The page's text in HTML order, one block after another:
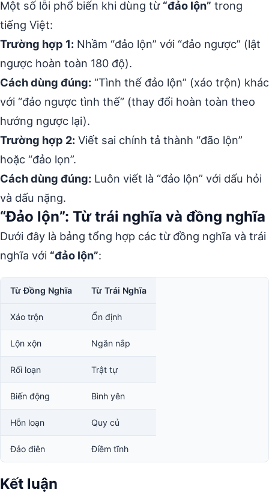
Một số lỗi phổ biến khi dùng từ “đảo lộn” trong
tiếng Việt:
Trường hợp 1: Nhầm “đảo lộn” với “đảo ngược” (lật
ngược hoàn toàn 180 độ).
Cách dùng đúng: “Tình thế đảo lộn” (xáo trộn) khác
với “đảo ngược tình thế” (thay đổi hoàn toàn theo
hướng ngược lại).
Trường hợp 2: Viết sai chính tả thành “đão lộn”
hoặc “đảo lọn”.
Cách dùng đúng: Luôn viết là “đảo lộn” với dấu hỏi
và dấu nặng.
“Đảo lộn”: Từ trái nghĩa và đồng nghĩa
Dưới đây là bảng tổng hợp các từ đồng nghĩa và trái
nghĩa với “đảo lộn”:
Từ Đồng Nghĩa Từ Trái Nghĩa
Xáo trộn Ổn định
Lộn xộn Ngăn nắp
Rối loạn Trật tự
Biến động Bình yên
Hỗn loạn Quy củ
Đảo điên Điềm tĩnh
Kết luận